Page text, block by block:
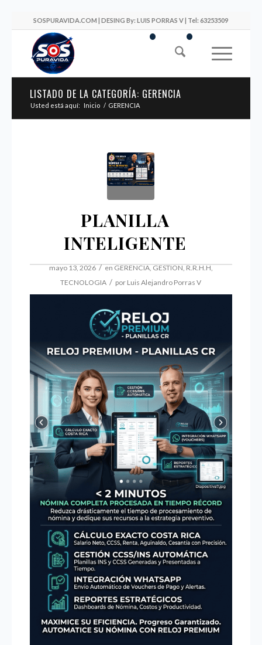
SOSPURAVIDA.COM | DESING By: LUIS PORRAS V | Tel: 63253509
LISTADO DE LA CATEGORÍA: GERENCIA
Usted está aquí: Inicio / GERENCIA
PLANILLA
INTELIGENTE
mayo 13, 2026 / enGERENCIA,GESTION,R.R.H.H,
TECNOLOGIA / por Luis Alejandro Porras V